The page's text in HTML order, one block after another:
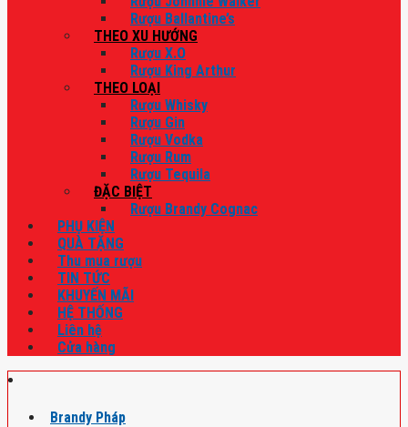
Rượu Ballantine’s
THEO XU HƯỚNG
Rượu X.O
Rượu King Arthur
THEO LOẠI
Rượu Whisky
Rượu Gin
Rượu Vodka
Rượu Rum
Rượu Tequila
ĐẶC BIỆT
Rượu Brandy Cognac
PHỤ KIỆN
QUÀ TẶNG
Thu mua rượu
TIN TỨC
KHUYẾN MÃI
HỆ THỐNG
Liên hệ
Cửa hàng
Brandy Pháp